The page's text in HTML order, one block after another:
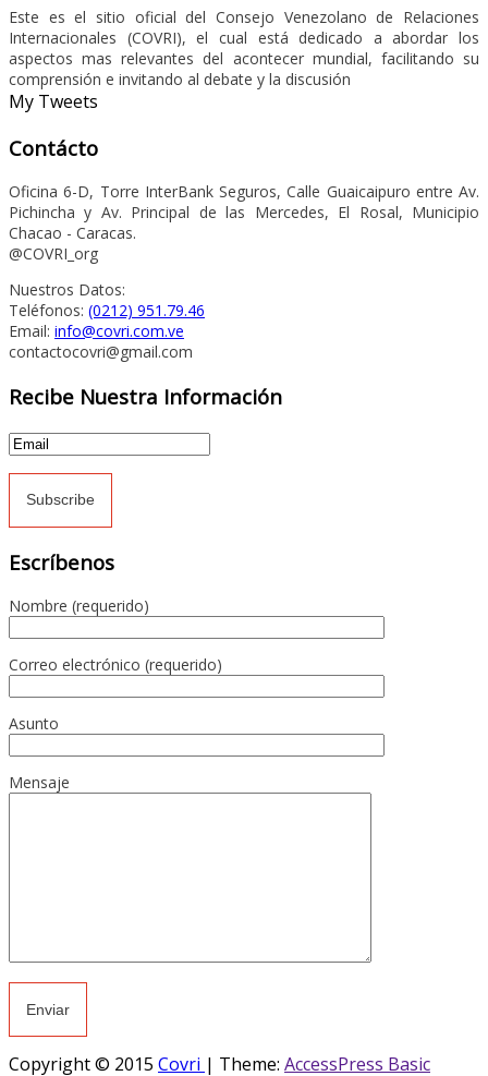
Este es el sitio oficial del Consejo Venezolano de Relaciones
Internacionales (COVRI), el cual está dedicado a abordar los
aspectos mas relevantes del acontecer mundial, facilitando su
comprensión e invitando al debate y la discusión
My Tweets
Contácto
Oficina 6-D, Torre InterBank Seguros, Calle Guaicaipuro entre Av.
Pichincha y Av. Principal de las Mercedes, El Rosal, Municipio
Chacao - Caracas.
@COVRI_org
Nuestros Datos:
Teléfonos: (0212) 951.79.46
Email: info@covri.com.ve
contactocovri@gmail.com
Recibe Nuestra Información
Escríbenos
Nombre (requerido)
Correo electrónico (requerido)
Asunto
Mensaje
Copyright © 2015 Covri | Theme: AccessPress Basic